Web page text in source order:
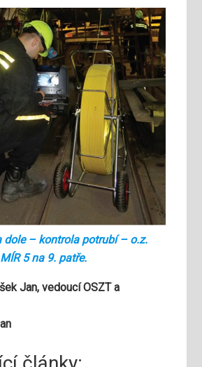
dole – kontrola potrubí – o.z.
5 na 9. patře.
Jan, vedoucí OSZT a